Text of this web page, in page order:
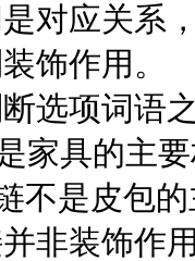
应关系，
饰作用。
项词语
具的主要
不是皮包
非装饰作